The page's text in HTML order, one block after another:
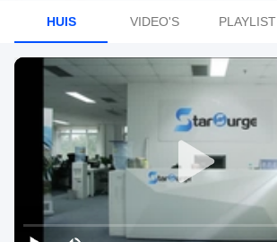
HUIS VIDEO'S PLAYLIST